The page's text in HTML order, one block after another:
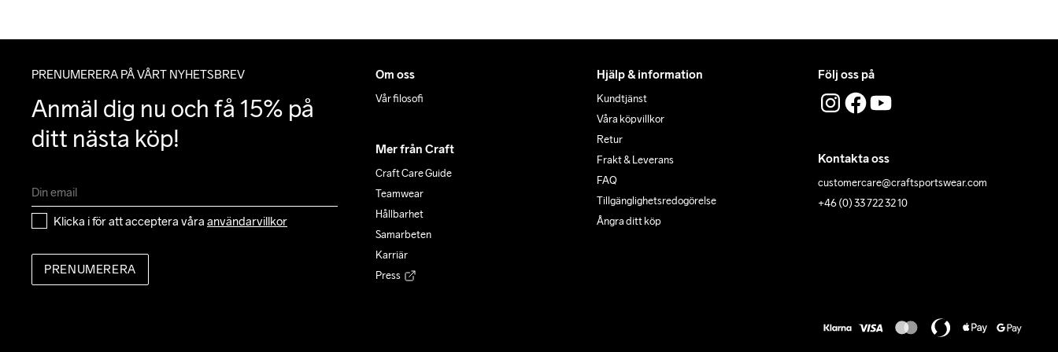
PRENUMERERA PÅ VÅRT NYHETSBREV
Anmäl dig nu och få 15% på
ditt nästa köp!
Klicka i för att acceptera våra användarvillkor
PRENUMERERA
Om oss
Vår filosofi
Mer från Craft
Craft Care Guide
Teamwear
Hållbarhet
Samarbeten
Karriär
Press
Hjälp & information
Kundtjänst
Våra köpvillkor
Retur
Frakt & Leverans
FAQ
Tillgänglighets­redogörelse
Ångra ditt köp
Följ oss på
Kontakta oss
customercare@craftsportswear.com
+46 (0) 33 722 32 10